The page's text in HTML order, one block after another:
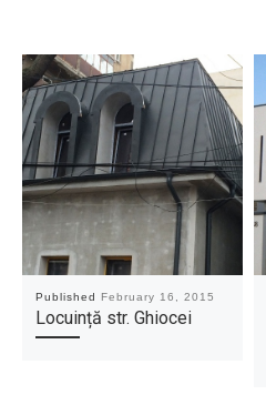
Published February 16, 2015
Locuință str. Ghiocei